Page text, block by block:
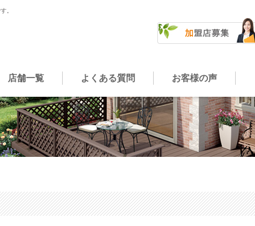
。
店舗一覧 よくある質問 お客様の声